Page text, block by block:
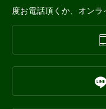
度お電話頂くか、オンラ

